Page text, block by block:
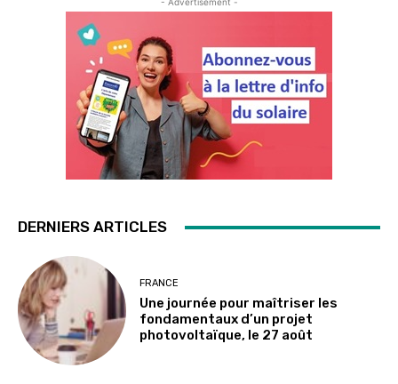
- Advertisement -
DERNIERS ARTICLES
FRANCE
Une journée pour maîtriser les
fondamentaux d’un projet
photovoltaïque, le 27 août